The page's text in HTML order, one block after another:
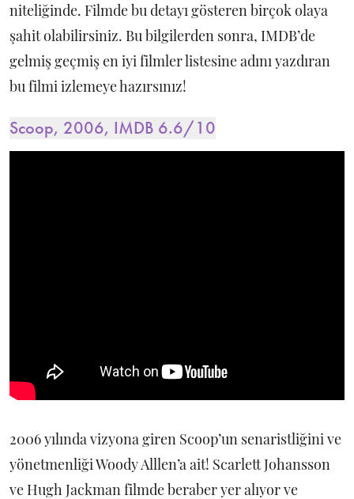
niteliğinde. Filmde bu detayı gösteren birçok olaya
şahit olabilirsiniz. Bu bilgilerden sonra, IMDB’de
gelmiş geçmiş en iyi filmler listesine adını yazdıran
bu filmi izlemeye hazırsınız!
Scoop, 2006, IMDB 6.6/10
2006 yılında vizyona giren Scoop’un senaristliğini ve
yönetmenliği Woody Alllen’a ait! Scarlett Johansson
ve Hugh Jackman filmde beraber yer alıyor ve